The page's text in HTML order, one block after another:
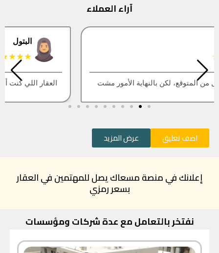
آراء العملاء
العقار اللي كنت أبيه طلع مباع، أتمنى التحديث يكون أسرع
اضف تعليق عرض المزيد
إعلانك في منصة مسعاك يصل للمهتمين في العقار
بسعر رمزي
نفتخر بالتعامل مع عدة شركات ومؤسسات